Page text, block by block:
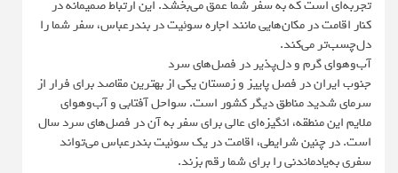
تجربه‌ای است که به سفر شما عمق می‌بخشد. این ارتباط صمیمانه در
کنار اقامت در مکان‌هایی مانند اجاره سوئیت در بندرعباس، سفر شما را
دل‌چسب‌تر می‌کند.
آب‌وهوای گرم و دل‌پذیر در فصل‌های سرد
جنوب ایران در فصل پاییز و زمستان یکی از بهترین مقاصد برای فرار از
سرمای شدید مناطق دیگر کشور است. سواحل آفتابی و آب‌وهوای
ملایم این منطقه، انگیزه‌ای عالی برای سفر به آن در فصل‌های سرد سال
است. در چنین شرایطی، اقامت در یک سوئیت بندرعباس می‌تواند
سفری به‌یادماندنی را برای شما رقم بزند.